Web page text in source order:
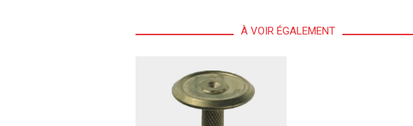
À VOIR ÉGALEMENT